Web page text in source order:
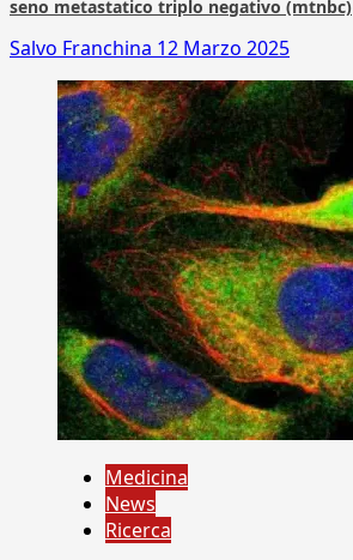
seno metastatico triplo negativo (mtnbc)
Salvo Franchina 12 Marzo 2025
Medicina
News
Ricerca